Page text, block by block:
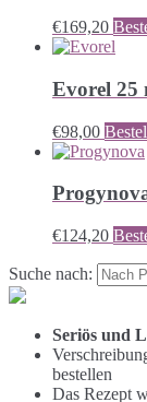
€169,20
Evorel 25
€98,00
€124,20
Suche nach:
Seriös und
bestellen
Das Rezept